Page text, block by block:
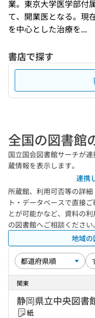
業。東京大学医学部付
て、開業医となる。現
を中心とした治療を...
書店で探す
全国の図書館
国立国会図書館サーチが
蔵情報を表示します。
連携
所蔵館、利用可否等の詳
ト・データベースで直接
とが可能かなど、資料の
の図書館へご相談ください
地域の
関東
静岡県立中央図書
紙